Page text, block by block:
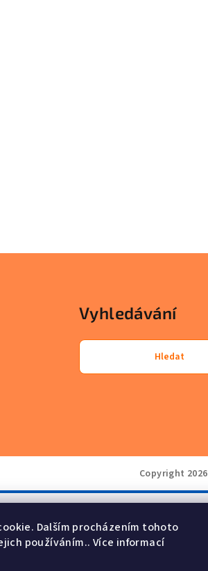
Dalším procházením tohoto
používáním.. Více informací
Vyhledávání
Hledat
Copyright 2026